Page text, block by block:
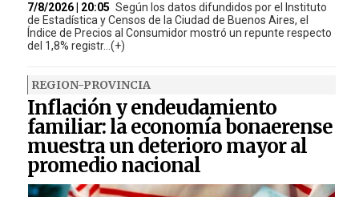
7/8/2026 | 20:05 Según los datos difundidos por el Instituto
de Estadística y Censos de la Ciudad de Buenos Aires, el
Índice de Precios al Consumidor mostró un repunte respecto
del 1,8% registr...(+)
REGION-PROVINCIA
Inflación y endeudamiento
familiar: la economía bonaerense
muestra un deterioro mayor al
promedio nacional